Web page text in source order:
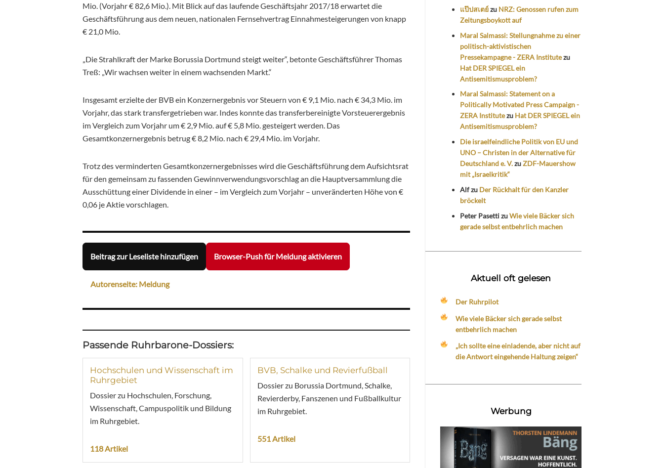
Mio. (Vorjahr € 82,6 Mio.). Mit Blick auf das laufende Geschäftsjahr 2017/18 erwartet die
Geschäftsführung aus dem neuen, nationalen Fernsehvertrag Einnahmesteigerungen von knapp
€ 21,0 Mio.
„Die Strahlkraft der Marke Borussia Dortmund steigt weiter“, betonte Geschäftsführer Thomas
Treß: „Wir wachsen weiter in einem wachsenden Markt.“
Insgesamt erzielte der BVB ein Konzernergebnis vor Steuern von € 9,1 Mio. nach € 34,3 Mio. im
Vorjahr, das stark transfergetrieben war. Indes konnte das transferbereinigte Vorsteuerergebnis
im Vergleich zum Vorjahr um € 2,9 Mio. auf € 5,8 Mio. gesteigert werden. Das
Gesamtkonzernergebnis betrug € 8,2 Mio. nach € 29,4 Mio. im Vorjahr.
Trotz des verminderten Gesamtkonzernergebnisses wird die Geschäftsführung dem Aufsichtsrat
für den gemeinsam zu fassenden Gewinnverwendungsvorschlag an die Hauptversammlung die
Ausschüttung einer Dividende in einer – im Vergleich zum Vorjahr – unveränderten Höhe von €
0,06 je Aktie vorschlagen.
Beitrag zur Leseliste hinzufügen Browser-Push für Meldung aktivieren
Autorenseite: Meldung
Passende Ruhrbarone-Dossiers:
Hochschulen und Wissenschaft im
Ruhrgebiet
Dossier zu Hochschulen, Forschung,
Wissenschaft, Campuspolitik und Bildung
im Ruhrgebiet.
118 Artikel
BVB, Schalke und Revierfußball
Dossier zu Borussia Dortmund, Schalke,
Revierderby, Fanszenen und Fußballkultur
im Ruhrgebiet.
551 Artikel
แป๊ปสเตย์zu NRZ: Genossen rufen zum
Zeitungsboykott auf
Maral Salmassi: Stellungnahme zu einer
politisch-aktivistischen
Pressekampagne - ZERA Institutezu
Hat DER SPIEGEL ein
Antisemitismusproblem?
Maral Salmassi: Statement on a
Politically Motivated Press Campaign -
ZERA Institutezu Hat DER SPIEGEL ein
Antisemitismusproblem?
Die israelfeindliche Politik von EU und
UNO – Christen in der Alternative für
Deutschland e. V.zuZDF-Mauershow
mit „Israelkritik“
Alfzu Der Rückhalt für den Kanzler
bröckelt
Peter PasettizuWie viele Bäcker sich
gerade selbst entbehrlich machen
Aktuell oft gelesen
Der Ruhrpilot
Wie viele Bäcker sich gerade selbst
entbehrlich machen
„Ich sollte eine einladende, aber nicht auf
die Antwort eingehende Haltung zeigen“
Werbung